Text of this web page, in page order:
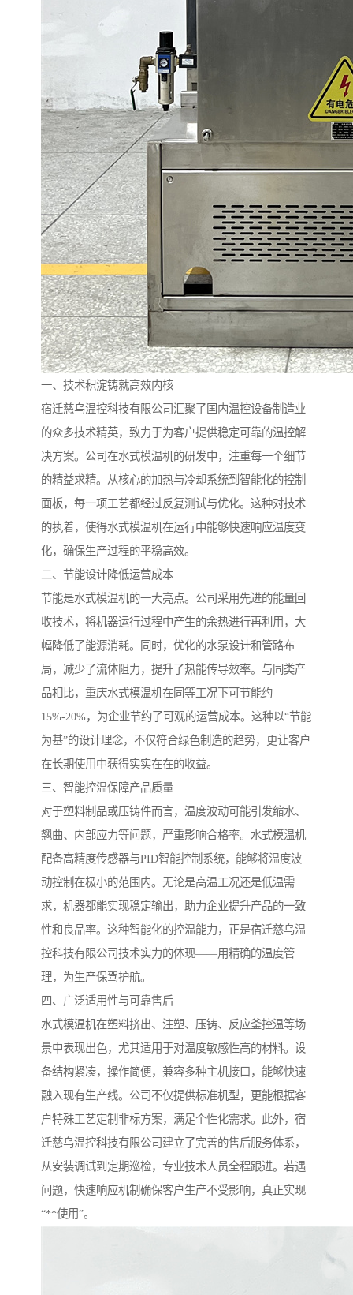
一、技术积淀铸就高效内核
宿迁慈乌温控科技有限公司汇聚了国内温控设备制造业
的众多技术精英，致力于为客户提供稳定可靠的温控解
决方案。公司在水式模温机的研发中，注重每一个细节
的精益求精。从核心的加热与冷却系统到智能化的控制
面板，每一项工艺都经过反复测试与优化。这种对技术
的执着，使得水式模温机在运行中能够快速响应温度变
化，确保生产过程的平稳高效。
二、节能设计降低运营成本
节能是水式模温机的一大亮点。公司采用先进的能量回
收技术，将机器运行过程中产生的余热进行再利用，大
幅降低了能源消耗。同时，优化的水泵设计和管路布
局，减少了流体阻力，提升了热能传导效率。与同类产
品相比，重庆水式模温机在同等工况下可节能约
15%-20%，为企业节约了可观的运营成本。这种以“节能
为基”的设计理念，不仅符合绿色制造的趋势，更让客户
在长期使用中获得实实在在的收益。
三、智能控温保障产品质量
对于塑料制品或压铸件而言，温度波动可能引发缩水、
翘曲、内部应力等问题，严重影响合格率。水式模温机
配备高精度传感器与PID智能控制系统，能够将温度波
动控制在极小的范围内。无论是高温工况还是低温需
求，机器都能实现稳定输出，助力企业提升产品的一致
性和良品率。这种智能化的控温能力，正是宿迁慈乌温
控科技有限公司技术实力的体现——用精确的温度管
理，为生产保驾护航。
四、广泛适用性与可靠售后
水式模温机在塑料挤出、注塑、压铸、反应釜控温等场
景中表现出色，尤其适用于对温度敏感性高的材料。设
备结构紧凑，操作简便，兼容多种主机接口，能够快速
融入现有生产线。公司不仅提供标准机型，更能根据客
户特殊工艺定制非标方案，满足个性化需求。此外，宿
迁慈乌温控科技有限公司建立了完善的售后服务体系，
从安装调试到定期巡检，专业技术人员全程跟进。若遇
问题，快速响应机制确保客户生产不受影响，真正实现
“**使用”。